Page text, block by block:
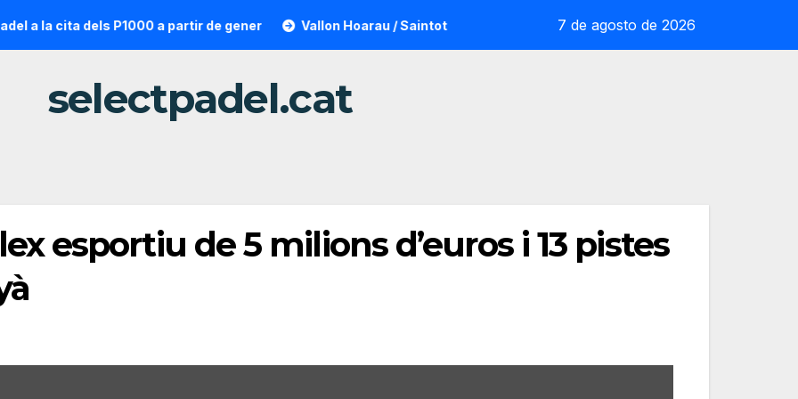
dels P1000 a partir de gener Vallon Hoarau / Saintot: la sorpresa reoliana que desafia la cap de sèrie 1
7 de agosto de 2026
selectpadel.cat
esportiu de 5 milions d’euros i 13 pistes